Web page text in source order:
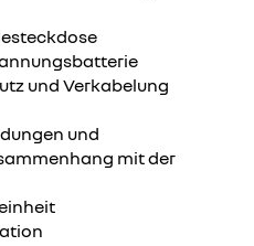
und Verkabelung
und
mit der